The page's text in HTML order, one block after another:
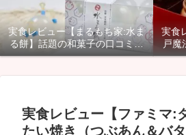
実食レビュー【まるもち家:水ま
る餅】話題の和菓子の口コミ・
カロリー・賞味期限などご紹
実食
戸魔
ーツ
実食レビュー【ファミマ:
たい焼き（つぶあん＆バ